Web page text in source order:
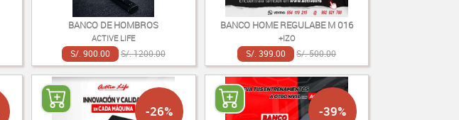
BANCO DE HOMBROS
ACTIVE LIFE
S/. 900.00 S/. 1200.00
BANCO HOME REGULABE M 016
+IZO
S/. 399.00 S/. 500.00
-26% -39%